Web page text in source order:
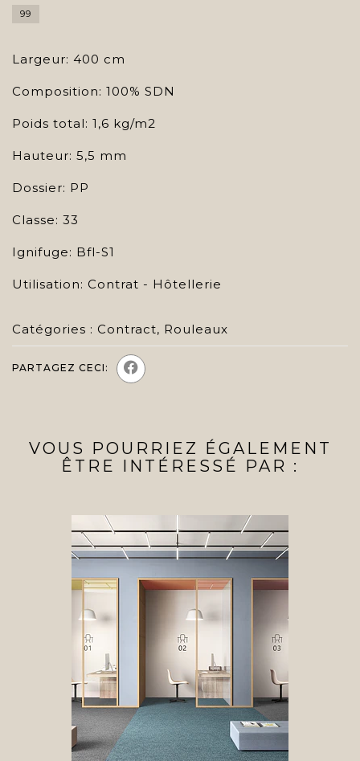
99
Largeur: 400 cm
Composition: 100% SDN
Poids total: 1,6 kg/m2
Hauteur: 5,5 mm
Dossier: PP
Classe: 33
Ignifuge: Bfl-S1
Utilisation: Contrat - Hôtellerie
Catégories : Contract, Rouleaux
PARTAGEZ CECI:
VOUS POURRIEZ ÉGALEMENT
ÊTRE INTÉRESSÉ PAR :